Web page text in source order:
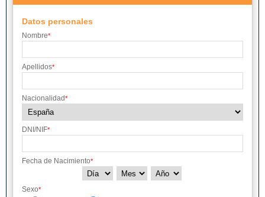
Datos personales
Nombre*
Apellidos*
Nacionalidad*
DNI/NIF*
Fecha de Nacimiento*
Sexo*